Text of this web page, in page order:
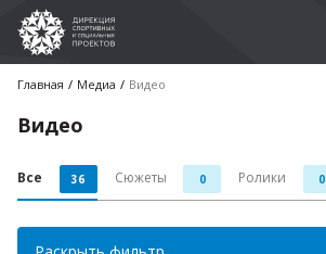
Главная Медиа Видео
Видео
Все 36 Сюжеты 0 Ролики 0